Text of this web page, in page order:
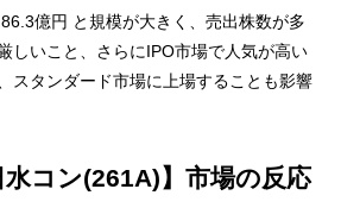
億円 と規模が大きく、売出株数が多
しいこと、さらにIPO市場で人気が高い
スタンダード市場に上場することも影響
コン(261A)】市場の反応